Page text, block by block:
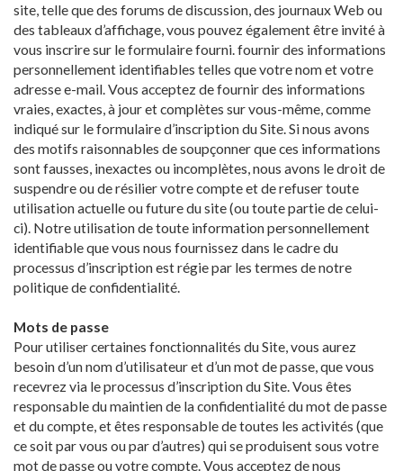
site, telle que des forums de discussion, des journaux Web ou
des tableaux d’affichage, vous pouvez également être invité à
vous inscrire sur le formulaire fourni. fournir des informations
personnellement identifiables telles que votre nom et votre
adresse e-mail. Vous acceptez de fournir des informations
vraies, exactes, à jour et complètes sur vous-même, comme
indiqué sur le formulaire d’inscription du Site. Si nous avons
des motifs raisonnables de soupçonner que ces informations
sont fausses, inexactes ou incomplètes, nous avons le droit de
suspendre ou de résilier votre compte et de refuser toute
utilisation actuelle ou future du site (ou toute partie de celui-
ci). Notre utilisation de toute information personnellement
identifiable que vous nous fournissez dans le cadre du
processus d’inscription est régie par les termes de notre
politique de confidentialité.
Mots de passe
Pour utiliser certaines fonctionnalités du Site, vous aurez
besoin d’un nom d’utilisateur et d’un mot de passe, que vous
recevrez via le processus d’inscription du Site. Vous êtes
responsable du maintien de la confidentialité du mot de passe
et du compte, et êtes responsable de toutes les activités (que
ce soit par vous ou par d’autres) qui se produisent sous votre
mot de passe ou votre compte. Vous acceptez de nous